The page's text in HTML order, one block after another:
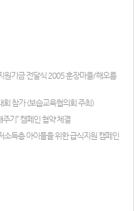
원기금 전달식 2005 훈장마을/해오름
참가 (보습교육협의회 주최)
기” 캠페인 협약 체결
소득층 아이들을 위한 급식지원 캠페인